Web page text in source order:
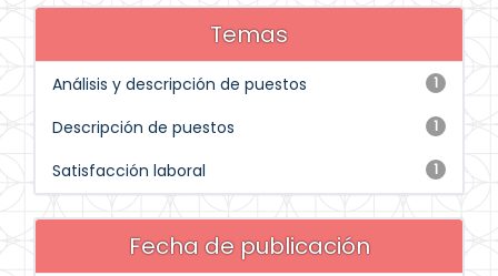
Temas
1
Análisis y descripción de puestos
1
Descripción de puestos
1
Satisfacción laboral
Fecha de publicación